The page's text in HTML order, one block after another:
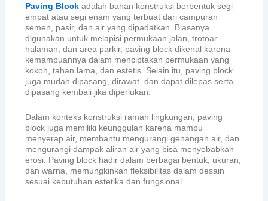
Paving Blockadalah bahan konstruksi berbentuk segi
empat atau segi enam yang terbuat dari campuran
semen, pasir, dan air yang dipadatkan. Biasanya
digunakan untuk melapisi permukaan jalan, trotoar,
halaman, dan area parkir, paving block dikenal karena
kemampuannya dalam menciptakan permukaan yang
kokoh, tahan lama, dan estetis. Selain itu, paving block
juga mudah dipasang, dirawat, dan dapat dilepas serta
dipasang kembali jika diperlukan.
Dalam konteks konstruksi ramah lingkungan, paving
block juga memiliki keunggulan karena mampu
menyerap air, membantu mengurangi genangan air, dan
mengurangi dampak aliran air yang bisa menyebabkan
erosi. Paving block hadir dalam berbagai bentuk, ukuran,
dan warna, memungkinkan fleksibilitas dalam desain
sesuai kebutuhan estetika dan fungsional.